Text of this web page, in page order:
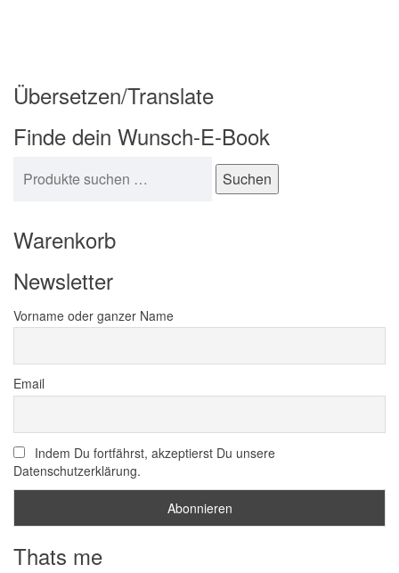
Übersetzen/Translate
Finde dein Wunsch-E-Book
Suchen
Warenkorb
Newsletter
Vorname oder ganzer Name
Email
Indem Du fortfährst, akzeptierst Du unsere
Datenschutzerklärung.
Thats me